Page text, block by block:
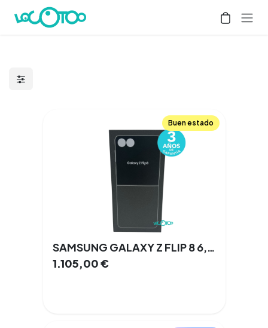
Ir al contenido
Buen estado
SAMSUNG GALAXY Z FLIP 8 6,9 '' 12 GB Doble SIM 5G NFC
1.105,00€